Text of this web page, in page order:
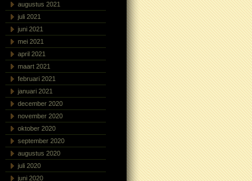
augustus 2021
juli 2021
juni 2021
mei 2021
april 2021
maart 2021
februari 2021
januari 2021
december 2020
november 2020
oktober 2020
september 2020
augustus 2020
juli 2020
juni 2020